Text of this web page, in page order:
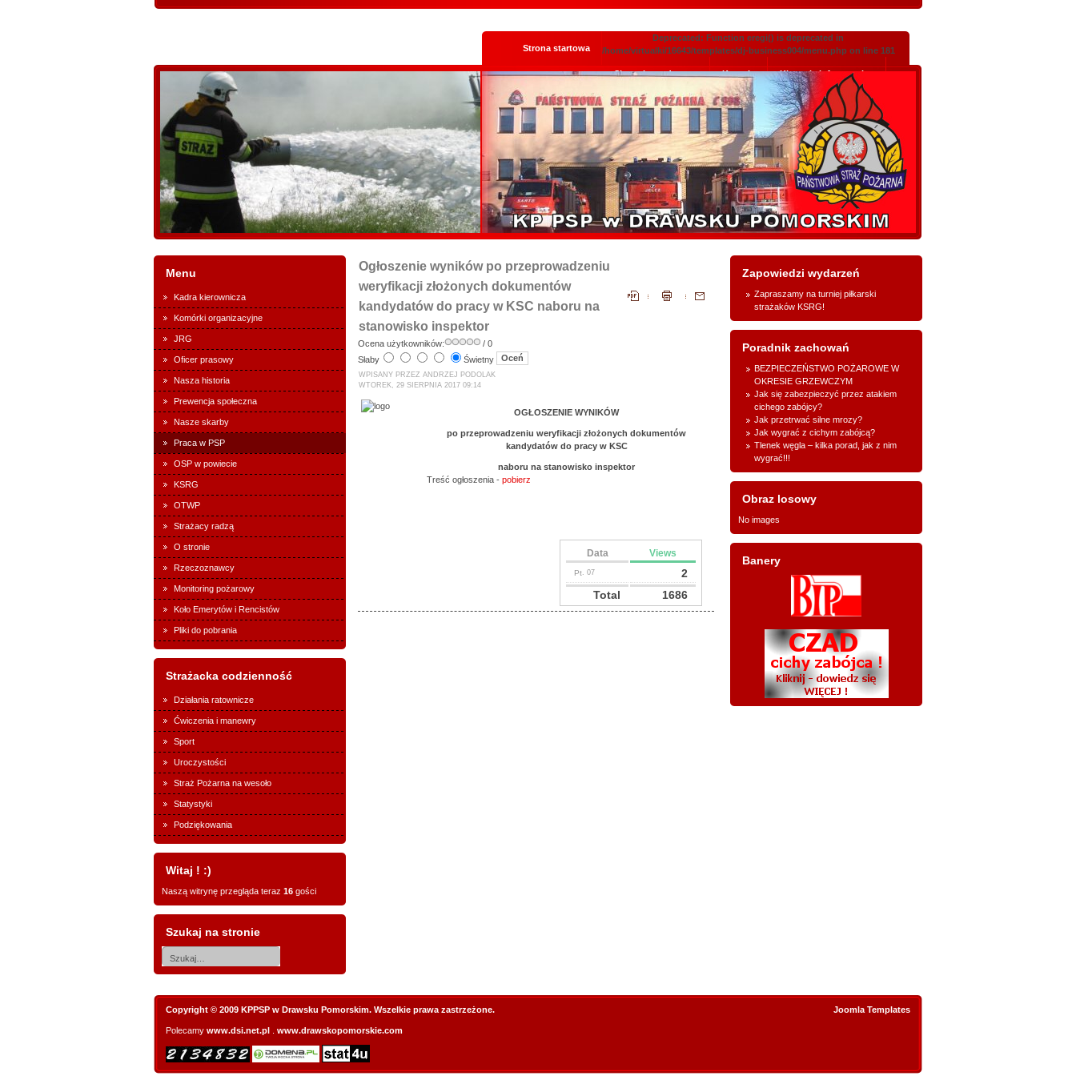
Strona startowa
Deprecated: Function eregi() is deprecated in
/home/virtualki/16643/templates/dj-business004/menu.php on line 181
Skrzynka podawcza Kontakt Klauzula informacyjna
Menu
Kadra kierownicza
Komórki organizacyjne
JRG
Oficer prasowy
Nasza historia
Prewencja społeczna
Nasze skarby
Praca w PSP
OSP w powiecie
KSRG
OTWP
Strażacy radzą
O stronie
Rzeczoznawcy
Monitoring pożarowy
Koło Emerytów i Rencistów
Pliki do pobrania
Strażacka codzienność
Działania ratownicze
Ćwiczenia i manewry
Sport
Uroczystości
Straż Pożarna na wesoło
Statystyki
Podziękowania
Witaj ! :)
Naszą witrynę przegląda teraz 16 gości
Szukaj na stronie
Ogłoszenie wyników po przeprowadzeniu
weryfikacji złożonych dokumentów
kandydatów do pracy w KSC naboru na
stanowisko inspektor
Ocena użytkowników:
/ 0
Słaby
Świetny
WPISANY PRZEZ ANDRZEJ PODOLAK
WTOREK, 29 SIERPNIA 2017 09:14
OGŁOSZENIE WYNIKÓW
po przeprowadzeniu weryfikacji złożonych dokumentów
kandydatów do pracy w KSC
naboru na stanowisko inspektor
Treść ogłoszenia - pobierz
Data Views
Total 1686
Pt. 07 2
Zapowiedzi wydarzeń
Zapraszamy na turniej piłkarski
strażaków KSRG!
Poradnik zachowań
BEZPIECZEŃSTWO POŻAROWE W
OKRESIE GRZEWCZYM
Jak się zabezpieczyć przez atakiem
cichego zabójcy?
Jak przetrwać silne mrozy?
Jak wygrać z cichym zabójcą?
Tlenek węgla – kilka porad, jak z nim
wygrać!!!
Obraz losowy
No images
Banery
Copyright © 2009 KPPSP w Drawsku Pomorskim. Wszelkie prawa zastrzeżone.
Polecamy www.dsi.net.pl www.drawskopomorskie.com
Joomla Templates